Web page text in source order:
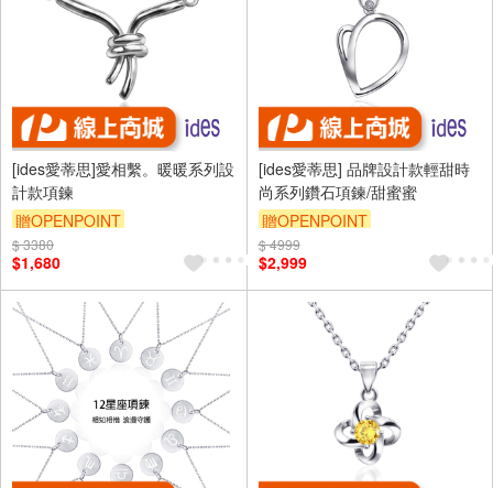
[ides愛蒂思]愛相繫。暖暖系列設
計款項鍊
贈OPENPOINT
$ 3380
$1,680
[ides愛蒂思] 品牌設計款輕甜時
尚系列鑽石項鍊/甜蜜蜜
贈OPENPOINT
$ 4999
$2,999